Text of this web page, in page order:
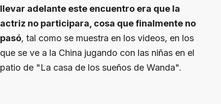
llevar adelante este encuentro era que la
actriz no participara, cosa que finalmente no
pasó, tal como se muestra en los videos, en los
que se ve a la China jugando con las niñas en el
patio de "La casa de los sueños de Wanda".